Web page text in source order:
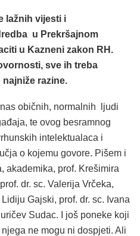
lažnih vijesti i
u Prekršajnom
u Kazneni zakon RH.
, sve ih treba
razine.
običnih, normalnih ljudi
te ovog besramnog
intelektualaca i
o kojemu govore. Pišem i
akademika, prof. Krešimira
dr. sc. Valerija Vrčeka,
Gajski, prof. dr. sc. Ivana
Sudac. I još poneke koji
ne mogu ni dospjeti. Ali